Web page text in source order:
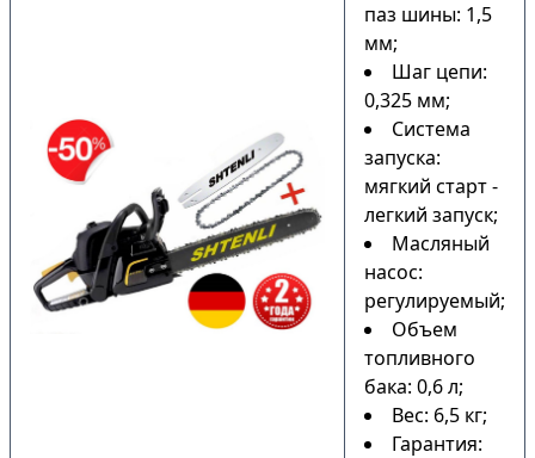
паз шины: 1,5
мм;
Шаг цепи:
0,325 мм;
Система
запуска:
мягкий старт -
легкий запуск;
Масляный
насос:
регулируемый;
Объем
топливного
бака: 0,6 л;
Вес: 6,5 кг;
Гарантия: